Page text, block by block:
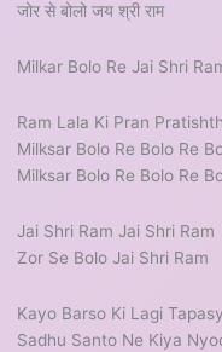
जोर से बोलो जय श्री राम
Milkar Bolo Re Jai Shri
Ram Lala Ki Pran
Milksar Bolo Re Bolo Re
Milksar Bolo Re Bolo Re
Jai Shri Ram Jai Shri Ram
Zor Se Bolo Jai Shri Ram
Kayo Barso Ki Lagi
Sadhu Santo Ne Kiya